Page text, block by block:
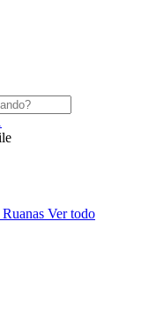
Ruanas Ver todo